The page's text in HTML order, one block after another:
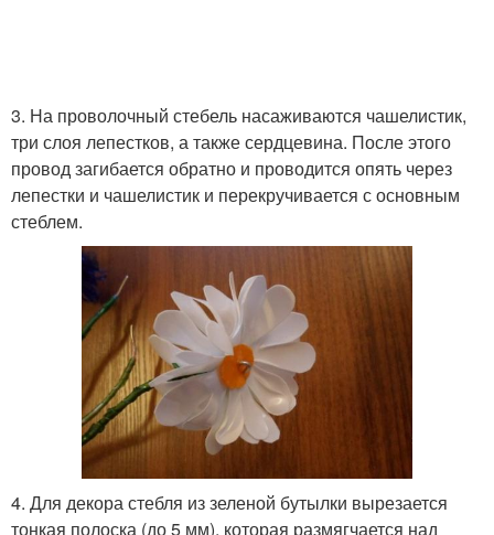
3. На проволочный стебель насаживаются чашелистик,
три слоя лепестков, а также сердцевина. После этого
провод загибается обратно и проводится опять через
лепестки и чашелистик и перекручивается с основным
стеблем.
4. Для декора стебля из зеленой бутылки вырезается
тонкая полоска (до 5 мм), которая размягчается над